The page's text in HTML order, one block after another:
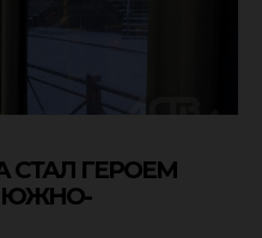
СТАЛ ГЕРОЕМ
ЮЖНО-